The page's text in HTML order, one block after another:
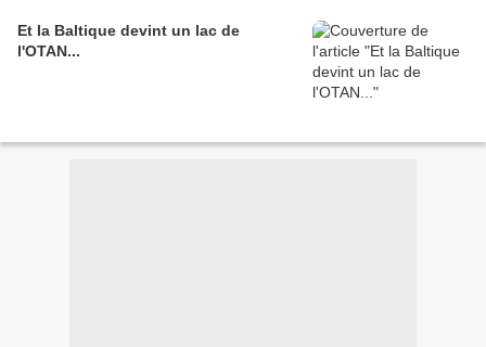
Et la Baltique devint un lac de
l'OTAN...